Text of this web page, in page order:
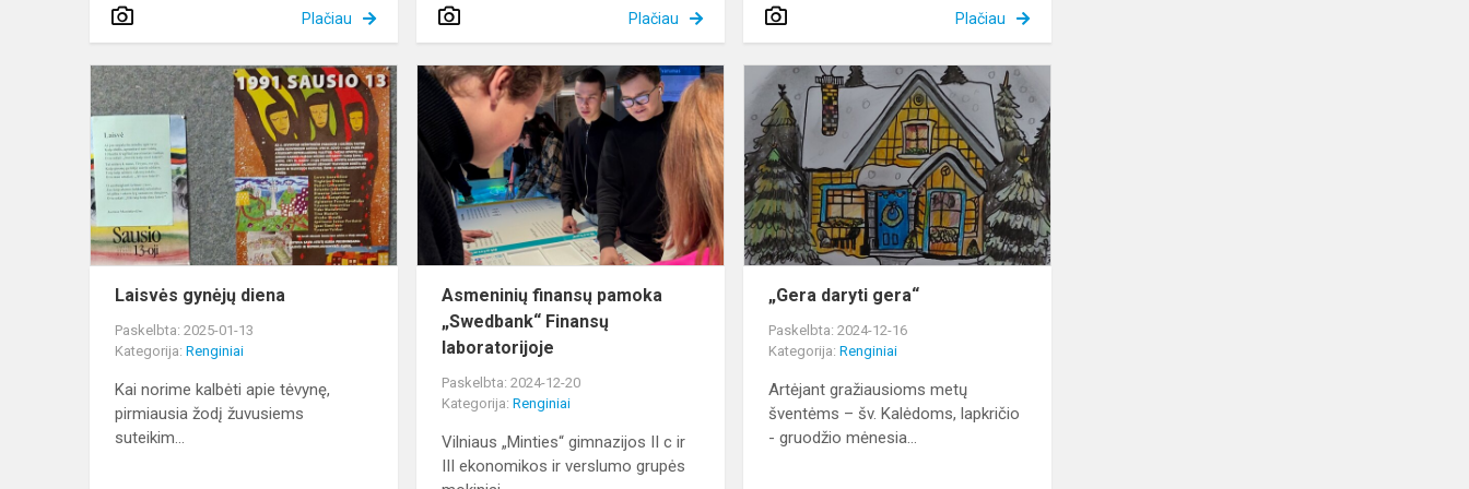
Plačiau Plačiau Plačiau
Laisvės
gynėjų
diena
Laisvės gynėjų diena
Paskelbta: 2025-01-13
Kategorija: Renginiai
Kai norime kalbėti apie tėvynę,
pirmiausia žodį žuvusiems
suteikim...
Asmeninių
finansų
pamoka
„Swedbank“
Finansų
laboratorijoje
Asmeninių finansų pamoka
„Swedbank“ Finansų
laboratorijoje
Paskelbta: 2024-12-20
Kategorija:Renginiai
Vilniaus „Minties“ gimnazijos II c ir
III ekonomikos ir verslumo grupės
daryti
gera“
„Gera daryti gera“
Paskelbta: 2024-12-16
Kategorija:Renginiai
Artėjant gražiausioms metų
šventėms – šv. Kalėdoms, lapkričio
- gruodžio mėnesia...